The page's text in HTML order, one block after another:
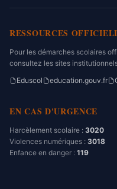
RESSOURCES
Pour les démarches scolaires
consultez les sites
Eduscol
education.gouv.fr
EN CAS D'URGENCE
Harcèlement scolaire : 3020
Violences numériques : 3018
Enfance en danger : 119